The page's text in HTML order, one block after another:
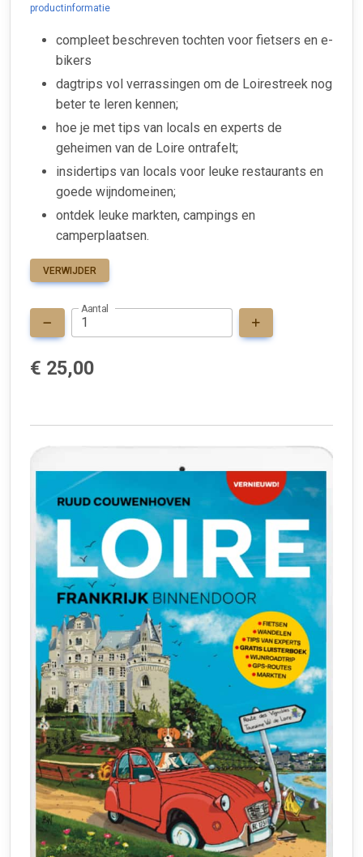
productinformatie
compleet beschreven tochten voor fietsers en e-
bikers
dagtrips vol verrassingen om de Loirestreek nog
beter te leren kennen;
hoe je met tips van locals en experts de
geheimen van de Loire ontrafelt;
insidertips van locals voor leuke restaurants en
goede wijndomeinen;
ontdek leuke markten, campings en
camperplaatsen.
VERWIJDER
Aantal
€ 25,00